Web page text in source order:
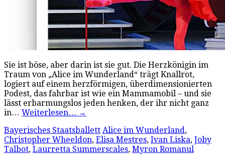
Sie ist böse, aber darin ist sie gut. Die Herzkönigin im
Traum von „Alice im Wunderland“ trägt Knallrot,
logiert auf einem herzförmigen, überdimensionierten
Podest, das fahrbar ist wie ein Mammamobil – und sie
lässt erbarmungslos jeden henken, der ihr nicht ganz
in… Weiterlesen… →
Bayerisches Staatsballett Alice im Wunderland,
Christopher Wheeldon, Elisa Mestres, Ivan Liska, Joby
Talbot, Laurretta Summerscales, Myron Romanul